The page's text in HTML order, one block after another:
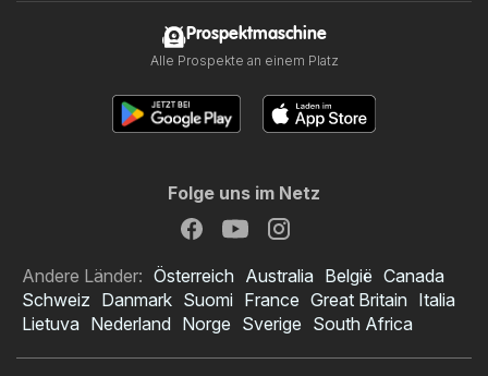
Prospektmaschine
Alle Prospekte an einem Platz
Folge uns im Netz
Andere Länder: Österreich Australia België Canada
Schweiz Danmark Suomi France Great Britain Italia
Lietuva Nederland Norge Sverige South Africa